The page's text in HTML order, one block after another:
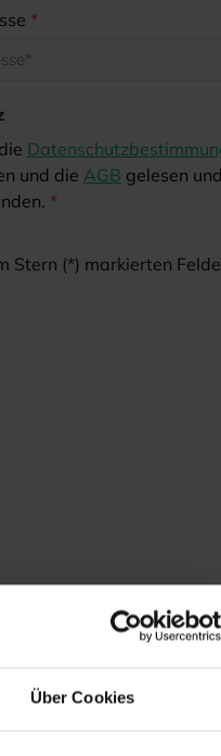
Über Cookies
*
und die AGB gelesen
*
Stern (*) markierten